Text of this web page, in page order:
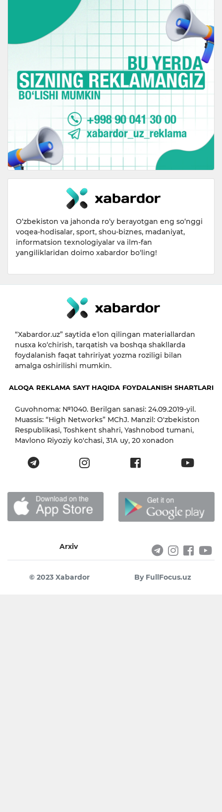
O‘zbekiston va jahonda ro‘y berayotgan eng so‘nggi
voqea-hodisalar, sport, shou-biznes, madaniyat,
informatsion texnologiyalar va ilm-fan
yangiliklaridan doimo xabardor bo‘ling!
“Xabardor.uz” saytida eʼlon qilingan materiallardan
nusxa ko‘chirish, tarqatish va boshqa shakllarda
foydalanish faqat tahririyat yozma roziligi bilan
amalga oshirilishi mumkin.
ALOQA REKLAMA SAYT HAQIDA FOYDALANISH SHARTLARI
Guvohnoma: №1040. Berilgan sanasi: 24.09.2019-yil.
Muassis: “High Networks” MChJ. Manzil: O'zbekiston
Respublikasi, Toshkent shahri, Yashnobod tumani,
Mavlono Riyoziy ko'chasi, 31А uy, 20 xonadon
Arxiv
© 2023 Xabardor By FullFocus.uz